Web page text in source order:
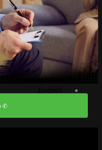
معرض الصور
معرض الفيديوهات
الاسئلة الشائعة
تواصل معنا
العربية
✆ Whatsapp